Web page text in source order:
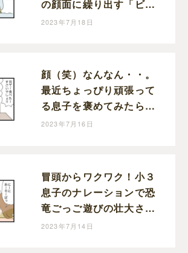
の顔面に繰り出す「ビシ
ッ！」に感じた成長と動
2023年7月18日
顔（笑）なんなん・・。
最近ちょっぴり頑張って
る息子を褒めてみたら調
子ぶっこいてきた話｜ま
2023年7月16日
冒頭からワクワク！小３
息子のナレーションで恐
竜ごっご遊びの壮大さが
ハンパない！｜まりおの
2023年7月14日